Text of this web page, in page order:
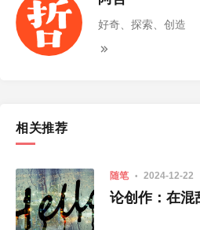
好奇、探索、创造
相关推荐
随笔 2024-12-22
论创作：在混